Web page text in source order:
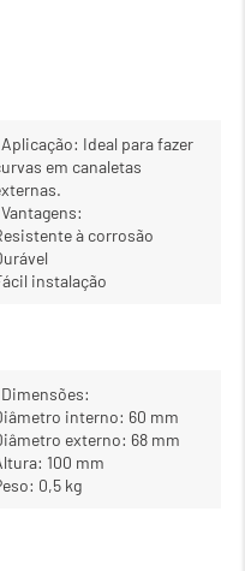
Aplicação: Ideal para fazer
em canaletas
Vantagens:
à corrosão
instalação
Dimensões:
interno: 60 mm
externo: 68 mm
100 mm
0,5 kg